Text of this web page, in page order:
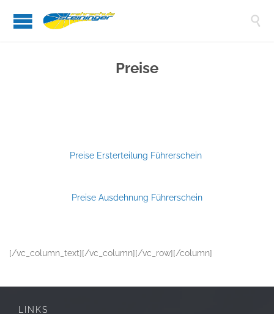

Preise
Preise Ersterteilung Führerschein
Preise Ausdehnung Führerschein
[/vc_column_text][/vc_column][/vc_row][/column]
LINKS